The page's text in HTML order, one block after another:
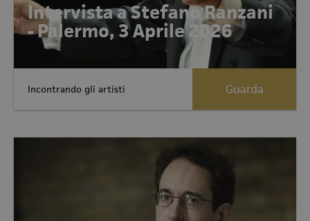
Intervista a Stefano Ranzani
- Palermo, 3 Aprile 2026
Incontrando gli artisti Guarda